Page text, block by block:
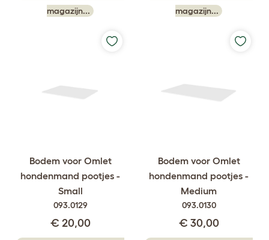
magazijn...
magazijn...
Bodem voor Omlet
hondenmand pootjes -
Small
093.0129
€ 20,00
Bodem voor Omlet
hondenmand pootjes -
Medium
093.0130
€ 30,00